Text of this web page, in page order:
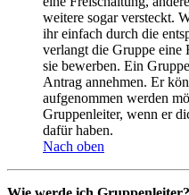
weitere sogar versteckt.
ihr einfach durch die
verlangt die Gruppe eine
sie bewerben. Ein
Antrag annehmen. Er
aufgenommen werden
Gruppenleiter, wenn er
dafür haben.
Nach oben